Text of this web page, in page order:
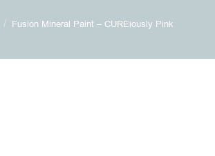
Fusion Mineral Paint – CUREiously Pink